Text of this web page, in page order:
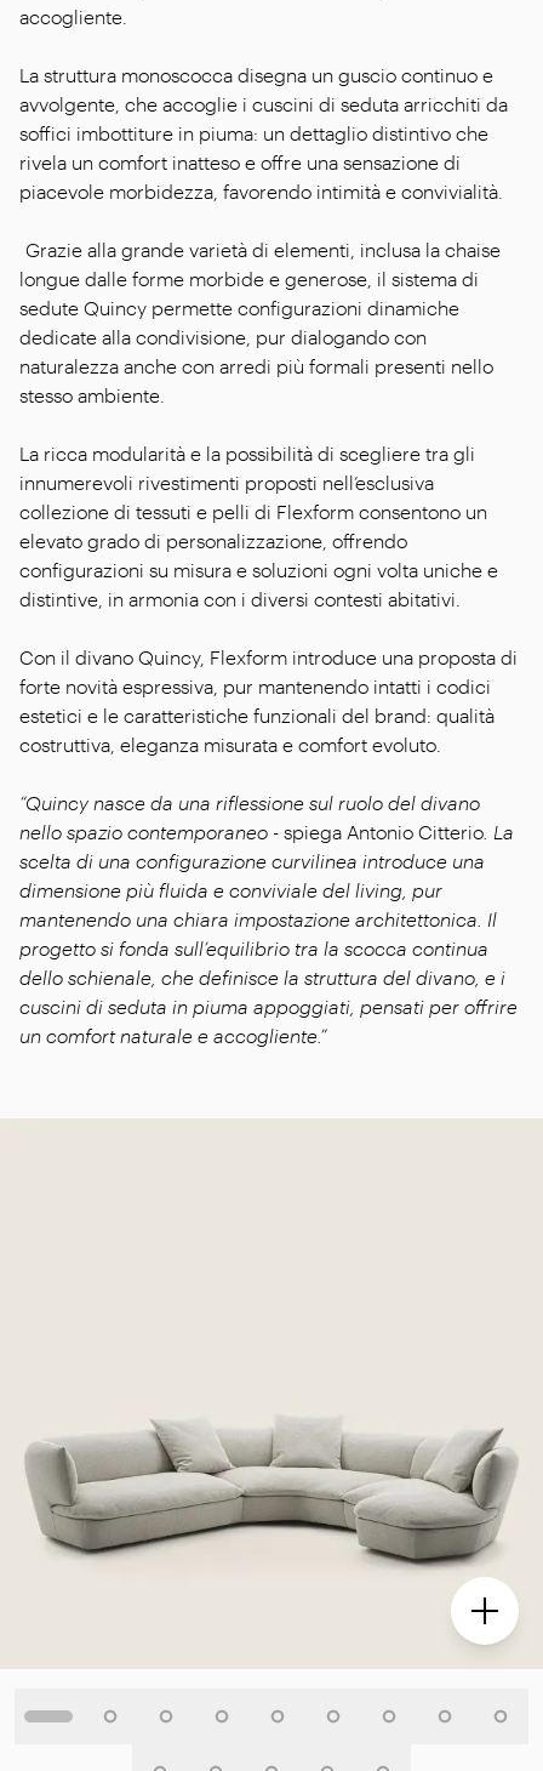
accogliente.
La struttura monoscocca disegna un guscio continuo e
avvolgente, che accoglie i cuscini di seduta arricchiti da
soffici imbottiture in piuma: un dettaglio distintivo che
rivela un comfort inatteso e offre una sensazione di
piacevole morbidezza, favorendo intimità e convivialità.
Grazie alla grande varietà di elementi, inclusa la chaise
longue dalle forme morbide e generose, il sistema di
sedute Quincy permette configurazioni dinamiche
dedicate alla condivisione, pur dialogando con
naturalezza anche con arredi più formali presenti nello
stesso ambiente.
La ricca modularità e la possibilità di scegliere tra gli
innumerevoli rivestimenti proposti nell’esclusiva
collezione di tessuti e pelli di Flexform consentono un
elevato grado di personalizzazione, offrendo
configurazioni su misura e soluzioni ogni volta uniche e
distintive, in armonia con i diversi contesti abitativi.
Con il divano Quincy, Flexform introduce una proposta di
forte novità espressiva, pur mantenendo intatti i codici
estetici e le caratteristiche funzionali del brand: qualità
costruttiva, eleganza misurata e comfort evoluto.
“Quincy nasce da una riflessione sul ruolo del divano
nello spazio contemporaneo - spiega Antonio Citterio . La
scelta di una configurazione curvilinea introduce una
dimensione più fluida e conviviale del living, pur
mantenendo una chiara impostazione architettonica. Il
progetto si fonda sull’equilibrio tra la scocca continua
dello schienale, che definisce la struttura del divano, e i
cuscini di seduta in piuma appoggiati, pensati per offrire
un comfort naturale e accogliente.”